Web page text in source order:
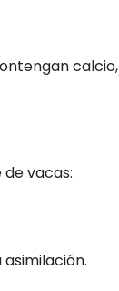
calcio,
vacas: